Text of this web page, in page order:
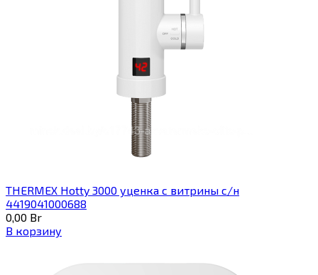
THERMEX Hotty 3000 уценка с витрины с/н
4419041000688
0,00 Br
В корзину